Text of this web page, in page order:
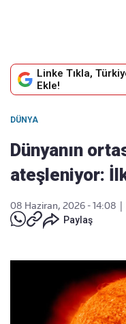
Linke Tıkla,
Ekle!
DÜNYA
Dünyanın
ateşleniyor:
08 Haziran, 2026 - 14:08
Paylaş